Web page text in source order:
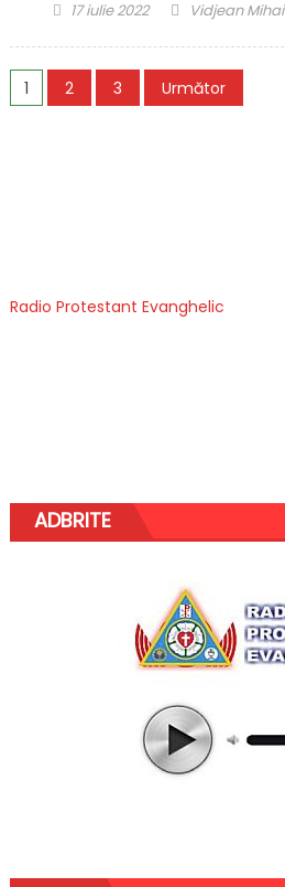
Posted
17 iulie 2022 Author
Vidjean Mihai
Paginație
1 2 3 Următor
Radio Protestant Evanghelic
ADBRITE